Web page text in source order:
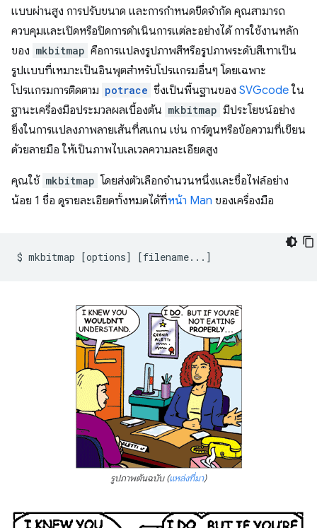
แบบผ่านสูง การปรับขนาด และการกำหนดขีดจำกัด คุณสามารถ
ควบคุมและเปิดหรือปิดการดำเนินการแต่ละอย่างได้ การใช้งานหลัก
ของ mkbitmap คือการแปลงรูปภาพสีหรือรูปภาพระดับสีเทาเป็น
รูปแบบที่เหมาะเป็นอินพุตสำหรับโปรแกรมอื่นๆ โดยเฉพาะ
โปรแกรมการติดตาม potrace ซึ่งเป็นพื้นฐานของ SVGcode ใน
ฐานะเครื่องมือประมวลผลเบื้องต้น mkbitmap มีประโยชน์อย่าง
ยิ่งในการแปลงภาพลายเส้นที่สแกน เช่น การ์ตูนหรือข้อความที่เขียน
ด้วยลายมือ ให้เป็นภาพไบเลเวลความละเอียดสูง
คุณใช้ mkbitmap โดยส่งตัวเลือกจำนวนหนึ่งและชื่อไฟล์อย่าง
น้อย 1 ชื่อ ดูรายละเอียดทั้งหมดได้ที่หน้า Man ของเครื่องมือ
$ mkbitmap [options] [filename... ]
รูปภาพต้นฉบับ (แหล่งที่มา)